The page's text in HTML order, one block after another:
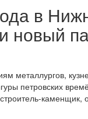
в
новый
металлургов,
петровских